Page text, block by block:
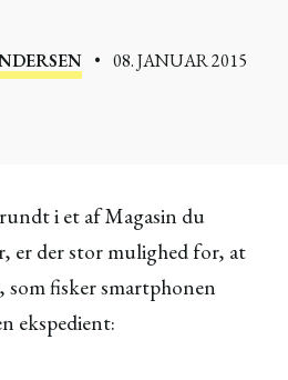
• 08. JANUAR 2015
i et af Magasin du
er der stor mulighed for, at
som fisker smartphonen
ekspedient: